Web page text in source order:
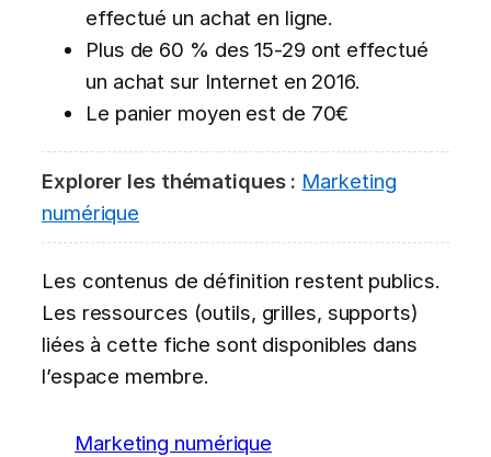
effectué un achat en ligne.
Plus de 60 % des 15-29 ont effectué
un achat sur Internet en 2016.
Le panier moyen est de 70€
Explorer les thématiques : Marketing
numérique
Les contenus de définition restent publics.
Les ressources (outils, grilles, supports)
liées à cette fiche sont disponibles dans
l’espace membre.
Marketing numérique